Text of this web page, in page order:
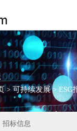
>可持续发展>ESG
招标信息